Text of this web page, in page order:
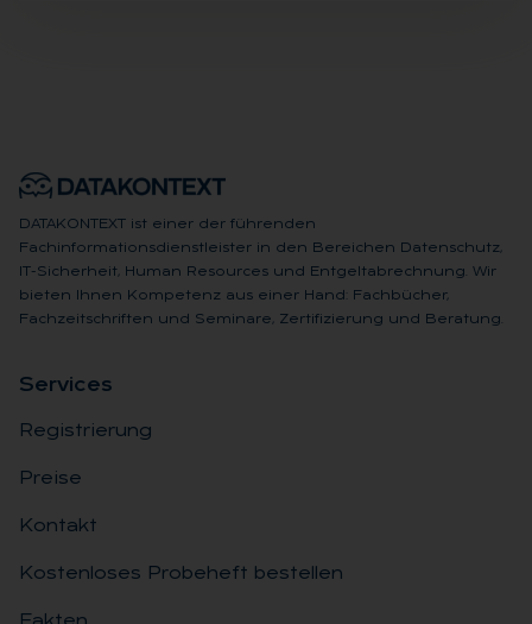
DATAKONTEXT ist einer der führenden
Fachinformationsdienstleister in den Bereichen Datenschutz,
IT-Sicherheit, Human Resources und Entgeltabrechnung. Wir
bieten Ihnen Kompetenz aus einer Hand: Fachbücher,
Fachzeitschriften und Seminare, Zertifizierung und Beratung.
Ser­vices
Registrierung
Preise
Kontakt
Kostenloses Probeheft bestellen